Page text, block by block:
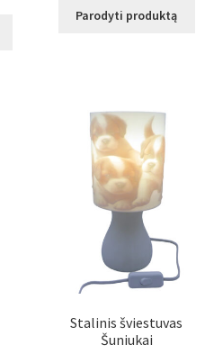
Parodyti produktą
Stalinis šviestuvas
Šuniukai